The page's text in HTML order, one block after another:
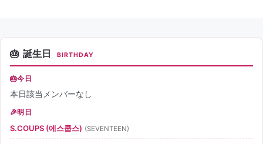
誕生日 BIRTHDAY
今日
本日該当メンバーなし
明日
S.COUPS (에스쿱스) (SEVENTEEN)